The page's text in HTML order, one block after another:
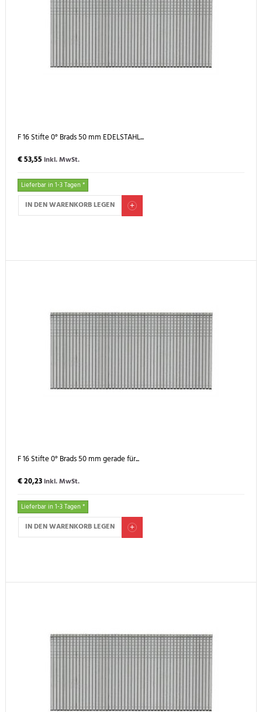
F 16 Stifte 0° Brads 50 mm EDELSTAHL...
€ 53,55 inkl. MwSt.
Lieferbar in 1-3 Tagen *
IN DEN WARENKORB LEGEN
F 16 Stifte 0° Brads 50 mm gerade für...
€ 20,23inkl. MwSt.
Lieferbar in 1-3 Tagen *
IN DEN WARENKORB LEGEN